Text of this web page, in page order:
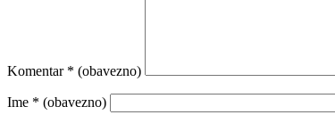
Komentar * (obavezno)
Ime * (obavezno)